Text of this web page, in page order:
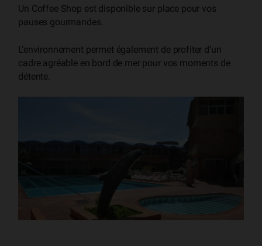
Un Coffee Shop est disponible sur place pour vos
pauses gourmandes.
L’environnement permet également de profiter d’un
cadre agréable en bord de mer pour vos moments de
détente.